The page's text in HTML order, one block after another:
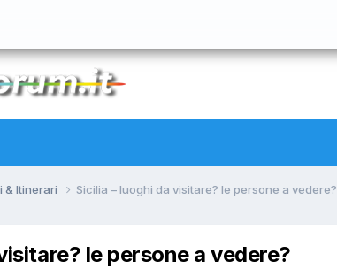
& Itinerari Sicilia – luoghi da visitare? le persone a vedere?
le persone a vedere?